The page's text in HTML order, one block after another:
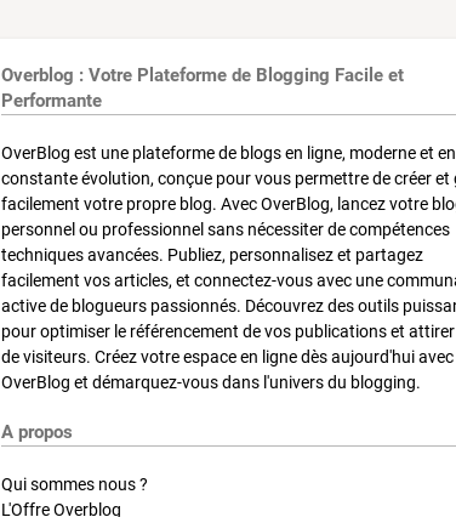
Overblog : Votre Plateforme de Blogging Facile et
Performante
OverBlog est une plateforme de blogs en ligne, moderne et en
constante évolution, conçue pour vous permettre de créer et
facilement votre propre blog. Avec OverBlog, lancez votre
personnel ou professionnel sans nécessiter de compétences
techniques avancées. Publiez, personnalisez et partagez
facilement vos articles, et connectez-vous avec une
active de blogueurs passionnés. Découvrez des outils
pour optimiser le référencement de vos publications et
de visiteurs. Créez votre espace en ligne dès aujourd'hui avec
OverBlog et démarquez-vous dans l'univers du blogging.
A propos
Qui sommes nous ?
L'Offre Overblog